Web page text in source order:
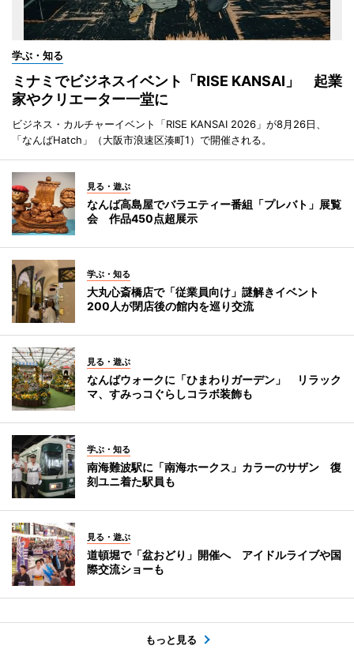
学ぶ・知る
ミナミでビジネスイベント「RISE KANSAI」 起業
家やクリエーター一堂に
ビジネス・カルチャーイベント「RISE KANSAI 2026」が8月26日、
「なんばHatch」（大阪市浪速区湊町1）で開催される。
見る・遊ぶ
なんば高島屋でバラエティー番組「プレバト」展覧
会 作品450点超展示
学ぶ・知る
大丸心斎橋店で「従業員向け」謎解きイベント
200人が閉店後の館内を巡り交流
見る・遊ぶ
なんばウォークに「ひまわりガーデン」 リラック
マ、すみっコぐらしコラボ装飾も
学ぶ・知る
南海難波駅に「南海ホークス」カラーのサザン 復
刻ユニ着た駅員も
見る・遊ぶ
道頓堀で「盆おどり」開催へ アイドルライブや国
際交流ショーも
もっと見る